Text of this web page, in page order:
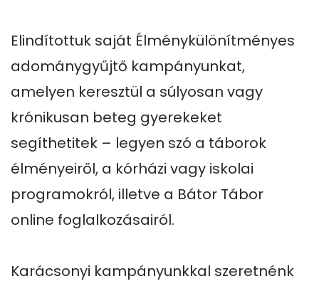
Elindítottuk saját Élménykülönítményes
adománygyűjtő kampányunkat,
amelyen keresztül a súlyosan vagy
krónikusan beteg gyerekeket
segíthetitek – legyen szó a táborok
élményeiről, a kórházi vagy iskolai
programokról, illetve a Bátor Tábor
online foglalkozásairól.
Karácsonyi kampányunkkal szeretnénk